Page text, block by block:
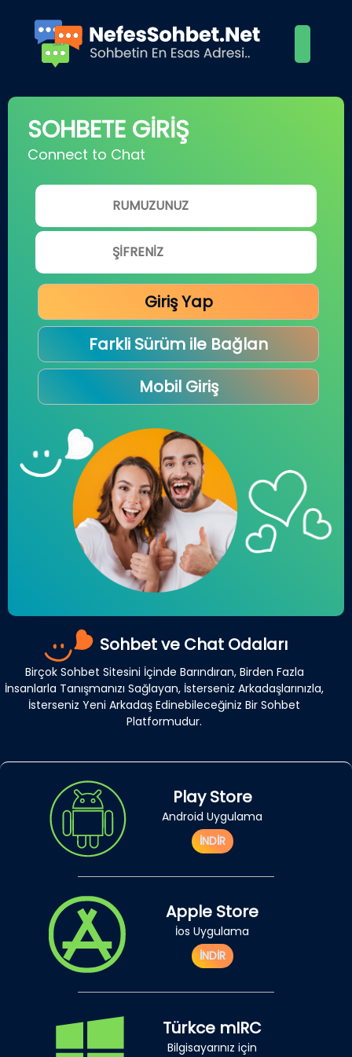
SOHBETE GİRİŞ
Connect to Chat
Giriş Yap
Farkli Sürüm ile Bağlan
Mobil Giriş
Sohbet ve Chat Odaları
Birçok Sohbet Sitesini İçinde Barındıran, Birden Fazla
İnsanlarla Tanışmanızı Sağlayan, İsterseniz Arkadaşlarınızla,
İsterseniz Yeni Arkadaş Edinebileceğiniz Bir Sohbet
Platformudur.
Play Store
Android Uygulama
İNDİR
Apple Store
İos Uygulama
İNDİR
Türkce mIRC
Bilgisayarınız için